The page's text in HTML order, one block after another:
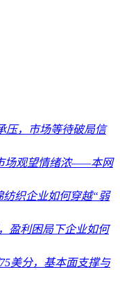
压，市场等待破局信
场观望情绪浓——本网
织企业如何穿越“弱
盈利困局下企业如何
美分，基本面支撑与